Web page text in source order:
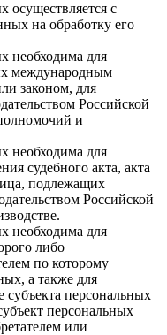
осуществляется с
на обработку его
необходима для
международным
законом, для
Российской
и
необходима для
судебного акта, акта
подлежащих
Российской
необходима для
либо
по которому
а также для
субъекта персональных
персональных
или